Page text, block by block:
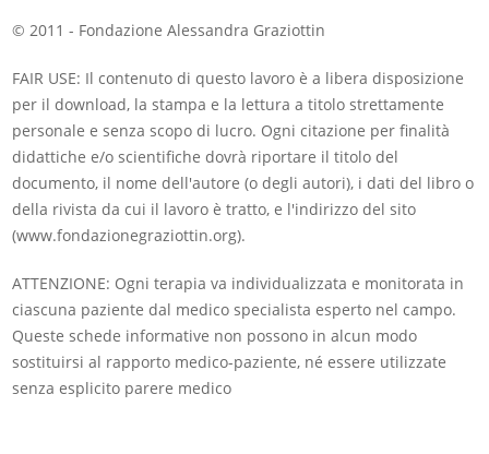
© 2011 - Fondazione Alessandra Graziottin
FAIR USE: Il contenuto di questo lavoro è a libera disposizione
per il download, la stampa e la lettura a titolo strettamente
personale e senza scopo di lucro. Ogni citazione per finalità
didattiche e/o scientifiche dovrà riportare il titolo del
documento, il nome dell'autore (o degli autori), i dati del libro o
della rivista da cui il lavoro è tratto, e l'indirizzo del sito
(www.fondazionegraziottin.org).
ATTENZIONE: Ogni terapia va individualizzata e monitorata in
ciascuna paziente dal medico specialista esperto nel campo.
Queste schede informative non possono in alcun modo
sostituirsi al rapporto medico-paziente, né essere utilizzate
senza esplicito parere medico